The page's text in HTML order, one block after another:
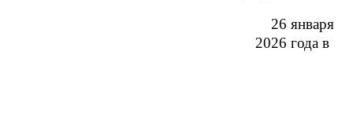
26 января
2026 года в